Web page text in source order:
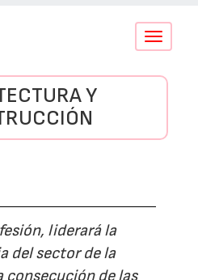
Conmutar
Y
liderará la
del sector de la
consecución de las